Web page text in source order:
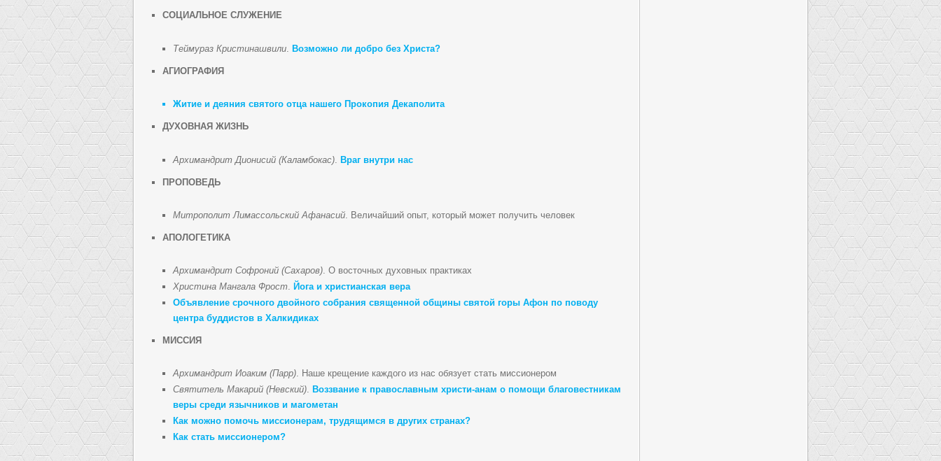
СОЦИАЛЬНОЕ СЛУЖЕНИЕ
Теймураз Кристинашвили. Возможно ли добро без Христа?
АГИОГРАФИЯ
Житие и деяния святого отца нашего Прокопия Декаполита
ДУХОВНАЯ ЖИЗНЬ
Архимандрит Дионисий (Каламбокас). Враг внутри нас
ПРОПОВЕДЬ
Митрополит Лимассольский Афанасий. Величайший опыт, который может получить человек
АПОЛОГЕТИКА
Архимандрит Софроний (Сахаров). О восточных духовных практиках
Христина Мангала Фрост. Йога и христианская вера
Объявление срочного двойного собрания священной общины святой горы Афон по поводу
центра буддистов в Халкидиках
МИССИЯ
Архимандрит Иоаким (Парр). Наше крещение каждого из нас обязует стать миссионером
Святитель Макарий (Невский). Воззвание к православным христи-анам о помощи благовестникам
веры среди язычников и магометан
Как можно помочь миссионерам, трудящимся в других странах?
Как стать миссионером?